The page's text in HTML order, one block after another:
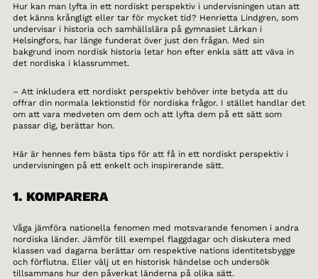
Hur kan man lyfta in ett nordiskt perspektiv i undervisningen utan att
det känns krångligt eller tar för mycket tid? Henrietta Lindgren, som
undervisar i historia och samhällslära på gymnasiet Lärkan i
Helsingfors, har länge funderat över just den frågan. Med sin
bakgrund inom nordisk historia letar hon efter enkla sätt att väva in
det nordiska i klassrummet.
– Att inkludera ett nordiskt perspektiv behöver inte betyda att du
offrar din normala lektionstid för nordiska frågor. I stället handlar det
om att vara medveten om dem och att lyfta dem på ett sätt som
passar dig, berättar hon.
Här är hennes fem bästa tips för att få in ett nordiskt perspektiv i
undervisningen på ett enkelt och inspirerande sätt.
1. KOMPARERA
Våga jämföra nationella fenomen med motsvarande fenomen i andra
nordiska länder. Jämför till exempel flaggdagar och diskutera med
klassen vad dagarna berättar om respektive nations identitetsbygge
och förflutna. Eller välj ut en historisk händelse och undersök
tillsammans hur den påverkat länderna på olika sätt.